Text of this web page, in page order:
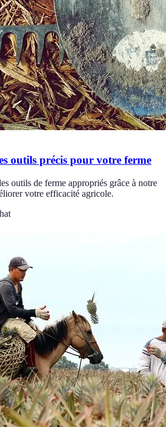
outils précis pour votre ferme
outils de ferme appropriés grâce à notre
votre efficacité agricole.